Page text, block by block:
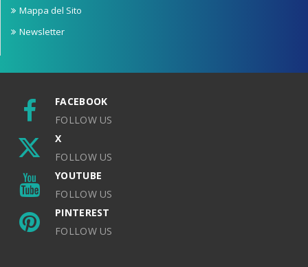
Mappa del Sito
Newsletter
FACEBOOK
FOLLOW US
X
FOLLOW US
YOUTUBE
FOLLOW US
PINTEREST
FOLLOW US